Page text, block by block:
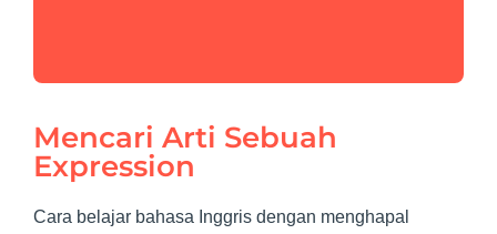
Mencari Arti Sebuah
Expression
Cara belajar bahasa Inggris dengan menghapal